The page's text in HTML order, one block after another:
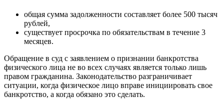
общая сумма задолженности составляет более 500 тысяч
рублей,
существует просрочка по обязательствам в течение 3
месяцев.
Обращение в суд с заявлением о признании банкротства
физического лица не во всех случаях является только лишь
правом гражданина. Законодательство разграничивает
ситуации, когда физическое лицо вправе инициировать свое
банкротство, а когда обязано это сделать.